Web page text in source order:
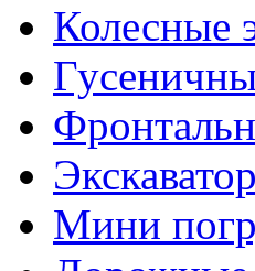
Колесные
Мини